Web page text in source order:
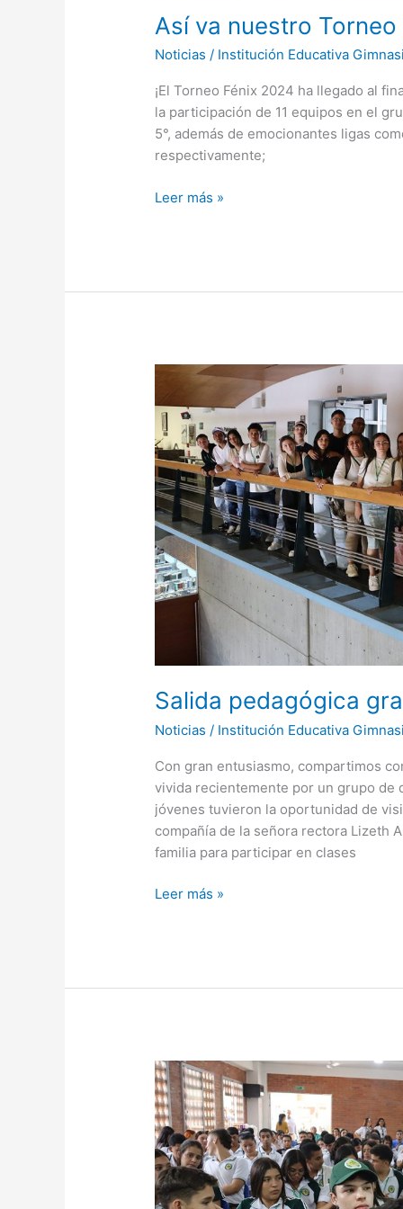
Así va nuestro
Noticias / Institución Educativa
¡El Torneo Fénix 2024 ha llegado al
la participación de 11 equipos en el
5°, además de emocionantes ligas
respectivamente;
Leer más »
Salida pedagógica
Noticias / Institución Educativa
Con gran entusiasmo, compartimos
vivida recientemente por un grupo de
jóvenes tuvieron la oportunidad de
compañía de la señora rectora Lizeth
familia para participar en clases
Salida
grado
11
a
la
U
EAFIT
Leer más »
Orientación
vocacional
Universidad
Nacional
y
SENA
dirigido